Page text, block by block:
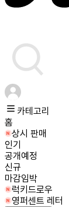
카테고리
홈
상시 판매
인기
공개예정
신규
마감임박
럭키드로우
영퍼센트 레터